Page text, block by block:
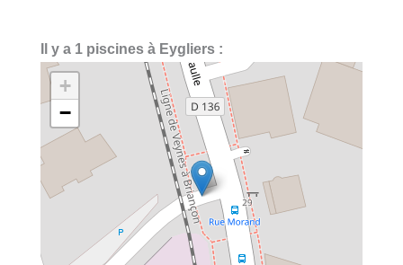
Il y a 1 piscines à Eygliers :
+
−